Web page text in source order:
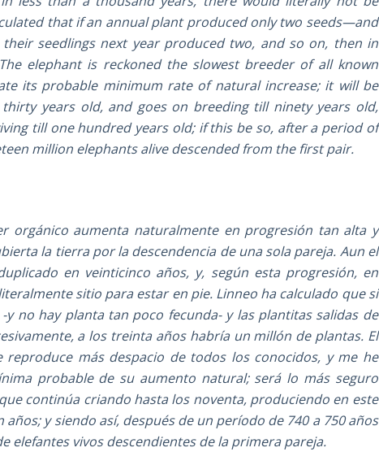
that if an annual plant produced only two seeds—and
seedlings next year produced two, and so on, then in
elephant is reckoned the slowest breeder of all known
its probable minimum rate of natural increase; it will be
years old, and goes on breeding till ninety years old,
till one hundred years old; if this be so, after a period of
million elephants alive descended from the first pair.
orgánico aumenta naturalmente en progresión tan alta y
la tierra por la descendencia de una sola pareja. Aun el
en veinticinco años, y, según esta progresión, en
sitio para estar en pie. Linneo ha calculado que si
no hay planta tan poco fecunda- y las plantitas salidas de
a los treinta años habría un millón de plantas. El
más despacio de todos los conocidos, y me he
probable de su aumento natural; será lo más seguro
continúa criando hasta los noventa, produciendo en este
y siendo así, después de un período de 740 a 750 años
elefantes vivos descendientes de la primera pareja.